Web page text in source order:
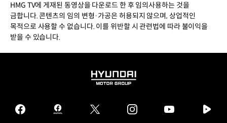
HMG TV에 게재된 동영상을 다운로드 한 후 임의사용하는 것을
금합니다. 콘텐츠의 임의 변형·가공은 허용되지 않으며, 상업적인
목적으로 사용할 수 없습니다. 이를 위반할 시 관련법에 따라 불이익을
받을 수 있습니다.
HYUNDAI
GROUP
facebook
hmg
twitter instagram